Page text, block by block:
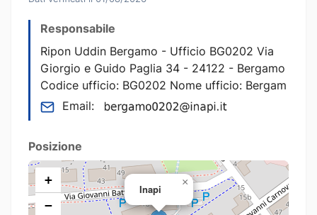
Responsabile
Ripon Uddin Bergamo - Ufficio BG0202 Via
Giorgio e Guido Paglia 34 - 24122 - Bergamo
Codice ufficio: BG0202 Nome ufficio: Bergam
Email:
Posizione
Inapi
×
+
−